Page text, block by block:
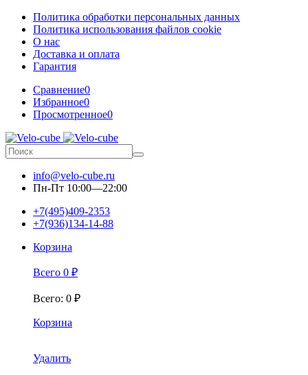
Политика обработки персональных данных
Политика использования файлов cookie
О нас
Доставка и оплата
Гарантия
Сравнение0
Избранное0
Просмотренное0
info@velo-cube.ru
Пн-Пт 10:00—22:00
+7(495)409-2353
+7(936)134-14-88
Корзина
Всего 0 ₽
Всего: 0 ₽
Корзина
Удалить